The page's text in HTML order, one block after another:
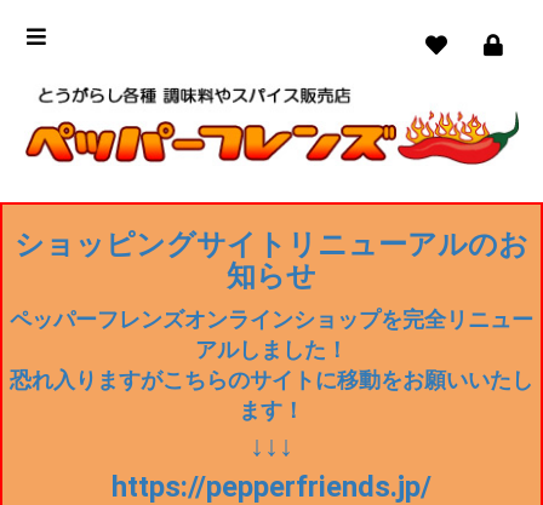
ショッピングサイトリニューアルのお
知らせ
ペッパーフレンズオンラインショップを完全リニュー
アルしました！
恐れ入りますがこちらのサイトに移動をお願いいたし
ます！
↓↓↓
https://pepperfriends.jp/